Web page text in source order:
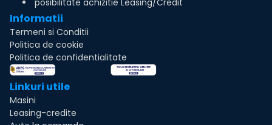
posibilitate achizitie Leasing/Credit
Informatii
Termeni si Conditii
Politica de cookie
Politica de confidentialitate
Linkuri utile
Masini
Leasing-credite